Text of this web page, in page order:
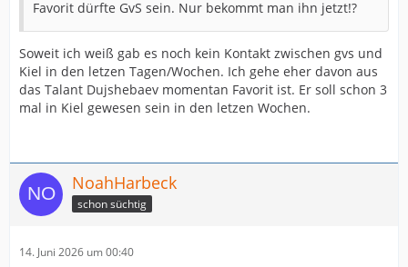
Favorit dürfte GvS sein. Nur bekommt man ihn jetzt!?
Soweit ich weiß gab es noch kein Kontakt zwischen gvs und
Kiel in den letzen Tagen/Wochen. Ich gehe eher davon aus
das Talant Dujshebaev momentan Favorit ist. Er soll schon 3
mal in Kiel gewesen sein in den letzen Wochen.
NoahHarbeck
schon süchtig
14. Juni 2026 um 00:40